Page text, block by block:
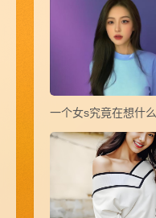
一个女s究竟在想什么